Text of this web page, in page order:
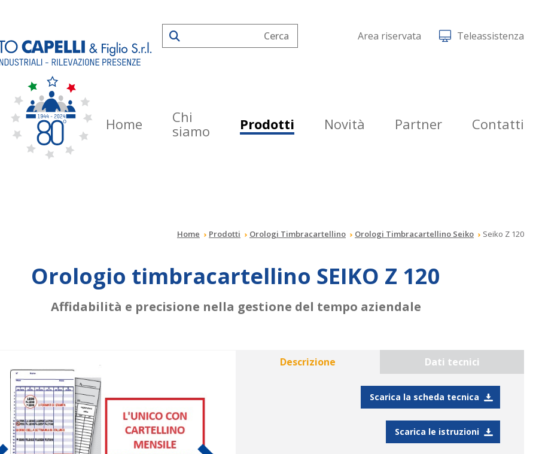
Area riservata Teleassistenza
Home
Chi
siamo
Prodotti Novità Partner Contatti
Home Prodotti Orologi Timbracartellino Orologi Timbracartellino Seiko Seiko Z 120
Orologio timbracartellino SEIKO Z 120
Affidabilità e precisione nella gestione del tempo aziendale
Descrizione Dati tecnici
Scarica la scheda tecnica
Scarica le istruzioni